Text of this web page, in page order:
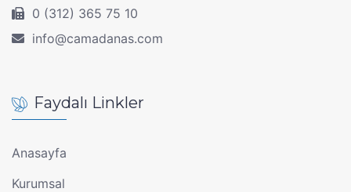
0 (312) 365 75 10
info@camadanas.com
Faydalı Linkler
Anasayfa
Kurumsal